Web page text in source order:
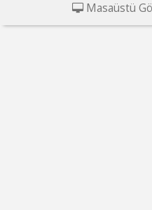
Masaüstü